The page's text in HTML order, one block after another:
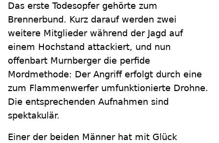
Das erste Todesopfer gehörte zum
Brennerbund. Kurz darauf werden zwei
weitere Mitglieder während der Jagd auf
einem Hochstand attackiert, und nun
offenbart Murnberger die perfide
Mordmethode: Der Angriff erfolgt durch eine
zum Flammenwerfer umfunktionierte Drohne.
Die entsprechenden Aufnahmen sind
spektakulär.
Einer der beiden Männer hat mit Glück